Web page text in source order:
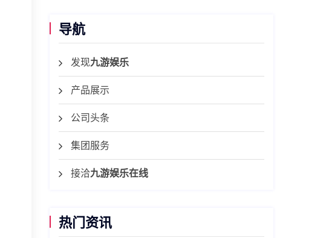
导航
发现九游娱乐
产品展示
公司头条
集团服务
接洽九游娱乐在线
热门资讯